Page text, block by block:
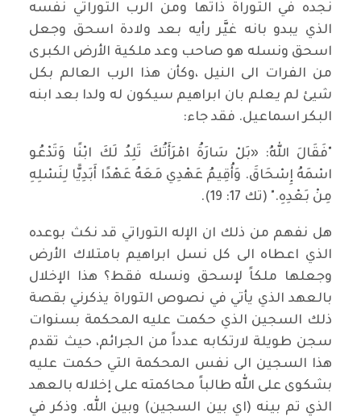
نجده في التوراة ذاتها ومن الرب التوراتي نفسه
الذي يبدو بانه غيَّر رأيه بعد ولادة اسحق وجعل
اسحق ونسله هو صاحب وعد ملكية الأرض الكبرى
من الفرات الى النيل ،وكأن هذا الرب العالم بكل
شيئ لم يعلم بان ابراهيم سيكون له ولدا بعد ابنه
البكر اسماعيل. فقد جاء:
"فَقَالَ اللهُ: «بَلْ سَارَةُ امْرَأَتُكَ تَلِدُ لَكَ ابْنًا وَتَدْعُو
اسْمَهُ إِسْحَاقَ. وَأُقِيمُ عَهْدِي مَعَهُ عَهْدًا أَبَدِيًّا لِنَسْلِهِ
مِنْ بَعْدِهِ." (تك 17: 19).
هل نفهم من ذلك ان الإله التوراتي قد نكث بوعده
الذي اعطاه الى كل نسل ابراهيم بامتلاك الأرض
وجعلها ملكاً لإسحق ونسله فقط؟ هذا الإخلال
بالعهد الذي يأتي في نصوص التوراة يذكرني بقصة
ذلك السجين الذي حكمت عليه المحكمة بسنوات
سجن طويلة لارتكابه عدداً من الجرائم، حيث تقدم
هذا السجين الى نفس المحكمة التي حكمت عليه
بشكوى على الله طالباً محاكمته على إخلاله بالعهد
الذي تم بينه (اي بين السجين) وبين الله. وذكر في